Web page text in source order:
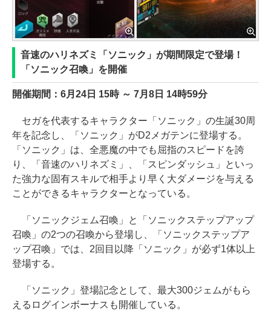
音速のハリネズミ「ソニック」が期間限定で登場！
「ソニック召喚」を開催
開催期間：6月24日 15時 ～ 7月8日 14時59分
セガを代表するキャラクター「ソニック」の生誕30周
年を記念し、「ソニック」がD2メガテンに登場する。
「ソニック」は、全悪魔の中でも屈指のスピードを誇
り、「音速のハリネズミ」、「スピンダッシュ」といっ
た強力な固有スキルで相手より早く大ダメージを与える
ことができるキャラクターとなっている。
「ソニックジェム召喚」と「ソニックステップアップ
召喚」の2つの召喚から登場し、「ソニックステップア
ップ召喚」では、2回目以降「ソニック」が必ず1体以上
登場する。
「ソニック」登場記念として、最大300ジェムがもら
えるログインボーナスも開催している。